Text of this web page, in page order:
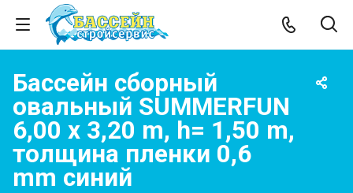
Бассейн сборный
овальный SUMMERFUN
6,00 x 3,20 m, h= 1,50 m,
толщина пленки 0,6
mm синий